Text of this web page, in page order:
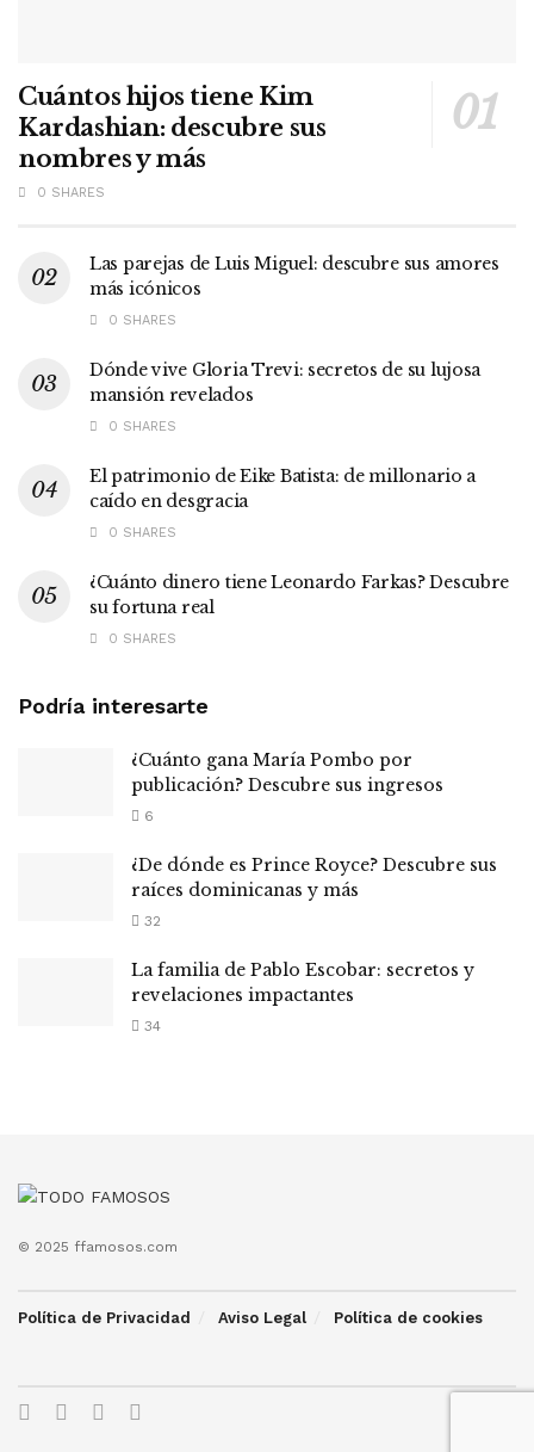
Cuántos hijos tiene Kim
Kardashian: descubre sus
nombres y más
0 SHARES
Las parejas de Luis Miguel: descubre sus amores
más icónicos
0 SHARES
Dónde vive Gloria Trevi: secretos de su lujosa
mansión revelados
0 SHARES
El patrimonio de Eike Batista: de millonario a
caído en desgracia
0 SHARES
¿Cuánto dinero tiene Leonardo Farkas? Descubre
su fortuna real
0 SHARES
Podría interesarte
¿Cuánto gana María Pombo por
publicación? Descubre sus ingresos
6
¿De dónde es Prince Royce? Descubre sus
raíces dominicanas y más
32
La familia de Pablo Escobar: secretos y
revelaciones impactantes
34
© 2025 ffamosos.com
Política de Privacidad Aviso Legal Política de cookies